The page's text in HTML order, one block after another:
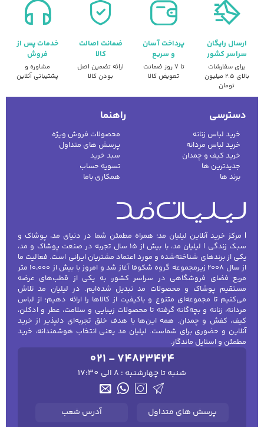
ارسال رایگان
سراسر کشور
برای سفارشات
بالای ۲.۵ میلیون
تومان
پرداخت آسان
و سریع
تا ۷ روز ضمانت
تعویض کالا
ضمانت اصالت
کالا
ارائه تضمین اصل
بودن کالا
خدمات پس از
فروش
مشاوره و
پشتیبانی آنلاین
دسترسی
خرید لباس زنانه
خرید لباس مردانه
خرید کیف و چمدان
جدیدترین ها
برند ها
راهنما
محصولات فروش ویژه
پرسش های متداول
سبد خرید
تسویه حساب
همکاری باما
| مرکز خرید آنلاین لیلیان مد؛ همراه مطمئن شما در دنیای مد، پوشاک و
سبک زندگی | لیلیان مد، با بیش از ۱۵ سال تجربه در صنعت پوشاک و مد،
یکی از برندهای شناخته‌شده و مورد اعتماد مشتریان ایرانی است. فعالیت ما
از سال ۲۰۰۸ زیرمجموعه گروه شکوفا آغاز شد و امروز با بیش از ۱۰٬۰۰۰ متر
مربع فضای فروشگاهی در سراسر کشور، به یکی از قطب‌های عرضه
مستقیم پوشاک و محصولات مد تبدیل شده‌ایم. در لیلیان مد تلاش
می‌کنیم تا مجموعه‌ای متنوع و باکیفیت از کالاها را ارائه دهیم؛ از لباس
مردانه، زنانه و بچه‌گانه گرفته تا محصولات زیبایی و سلامت، عطر و ادکلن،
کیف، کفش و چمدان. همه این‌ها با هدف خلق تجربه‌ای دلپذیر از خرید
آنلاین و حضوری برای شماست. لیلیان مد یعنی انتخاب هوشمندانه، خرید
مطمئن و استایل ماندگار.
021 - 74823424
شنبه تا چهارشنبه : 8 الی 17:30
پرسش های متداول آدرس شعب